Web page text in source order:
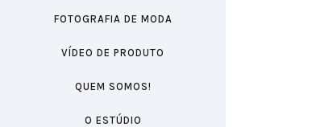
FOTOGRAFIA DE MODA
VÍDEO DE PRODUTO
QUEM SOMOS!
O ESTÚDIO